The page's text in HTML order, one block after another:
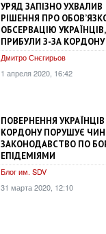
УРЯД ЗАПІЗНО УХВАЛИВ
РІШЕННЯ ПРО
ОБСЕРВАЦІЮ УКРАЇНЦІВ,
ПРИБУЛИ З-ЗА КОРДОНУ
Дмитро Снєгирьов
1 апреля 2020, 16:42
ПОВЕРНЕННЯ УКРАЇНЦІВ
КОРДОНУ ПОРУШУЄ
ЗАКОНОДАВСТВО ПО
ЕПІДЕМІЯМИ
Блог им. SDV
31 марта 2020, 12:10